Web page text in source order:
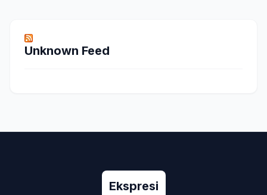
Unknown Feed
Ekspresi